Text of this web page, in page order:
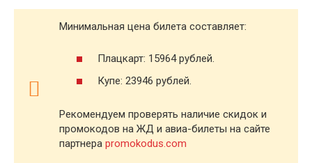
Минимальная цена билета составляет:
Плацкарт: 15964 рублей.
Купе: 23946 рублей.
Рекомендуем проверять наличие скидок и
промокодов на ЖД и авиа-билеты на сайте
партнера promokodus.com